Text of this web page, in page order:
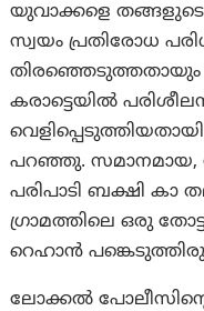
യുവാക്കളെ തങ്ങളുടെ
സ്വയം പ്രതിരോധ
കരാട്ടെയിൽ
പറഞ്ഞു. സമാനമായ,
പരിപാടി ബക്ഷി കാ
ഗ്രാമത്തിലെ ഒരു
റെഹാൻ
ലോക്കൽ